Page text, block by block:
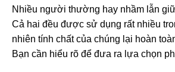
Nhiều người thường hay nhầm lẫn
Cả hai đều được sử dụng rất nhiều
nhiên tính chất của chúng lại hoàn
Bạn cần hiểu rõ để đưa ra lựa chọn